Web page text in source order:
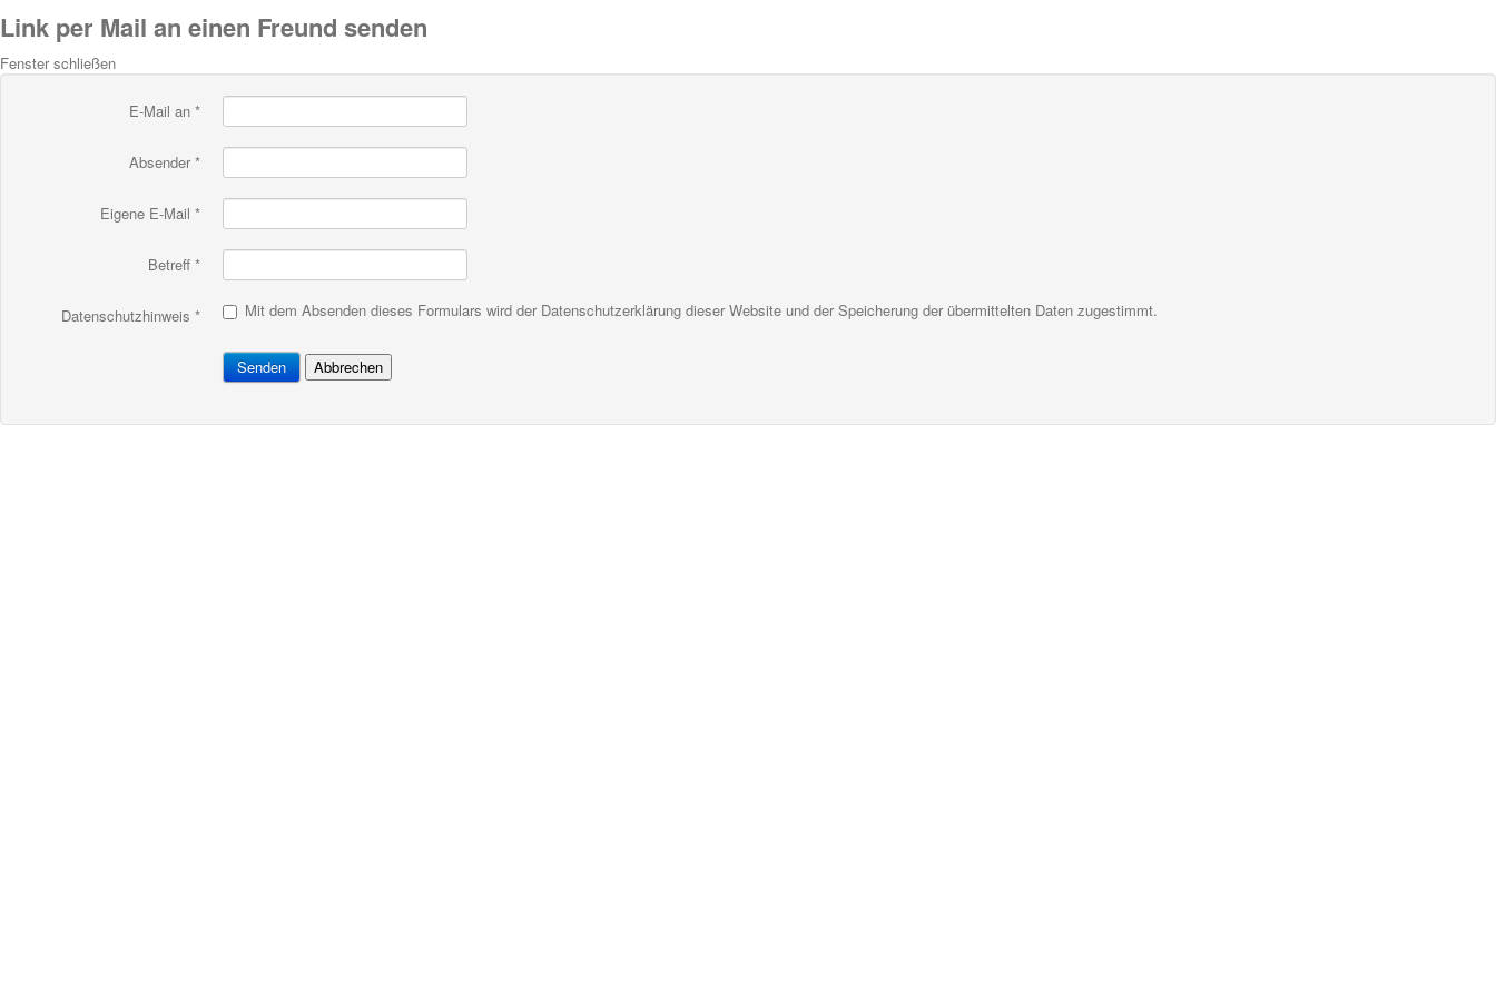
Link per Mail an einen Freund senden
Fenster schließen
E-Mail an *
Absender *
Eigene E-Mail *
Betreff *
Datenschutzhinweis * Mit dem Absenden dieses Formulars wird der Datenschutzerklärung dieser Website und der Speicherung der übermittelten Daten zugestimmt.
Senden Abbrechen